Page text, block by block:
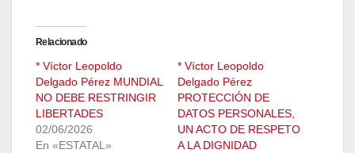
Relacionado
* Víctor Leopoldo
Delgado Pérez MUNDIAL
NO DEBE RESTRINGIR
LIBERTADES
02/06/2026
En «ESTATAL»
* Víctor Leopoldo
Delgado Pérez
PROTECCIÓN DE
DATOS PERSONALES,
UN ACTO DE RESPETO
A LA DIGNIDAD